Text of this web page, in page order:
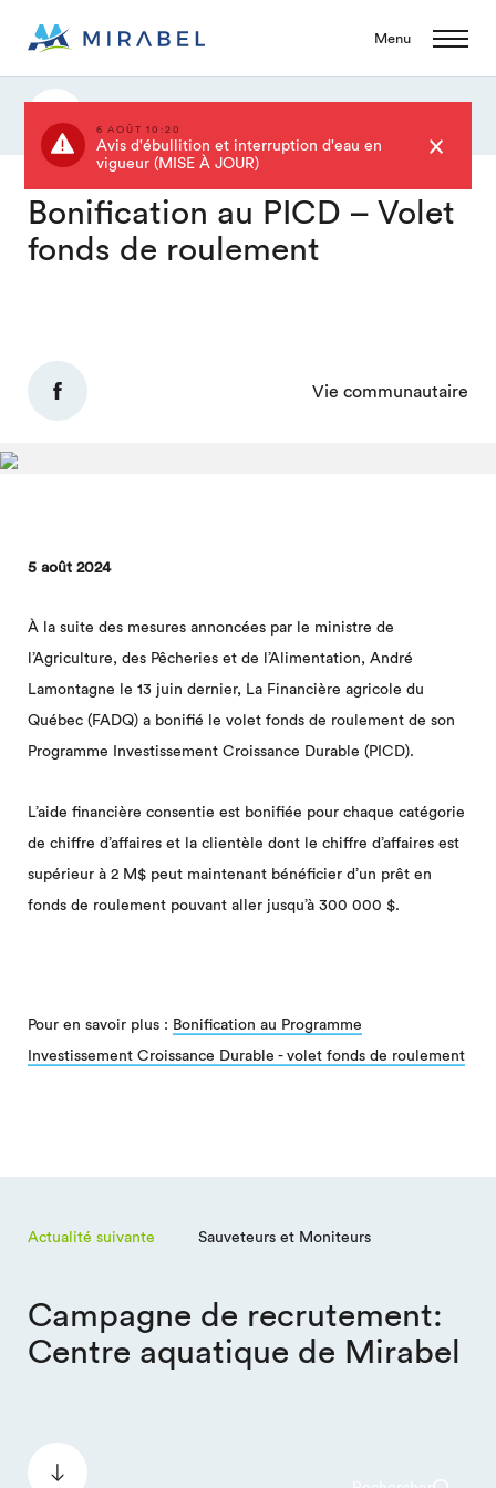
Menu
6 AOÛT 10:20
Avis d'ébullition et interruption d'eau en
vigueur (MISE À JOUR)
Bonification au PICD – Volet
fonds de roulement
Vie communautaire
5 août 2024
À la suite des mesures annoncées par le ministre de
l’Agriculture, des Pêcheries et de l’Alimentation, André
Lamontagne le 13 juin dernier, La Financière agricole du
Québec (FADQ) a bonifié le volet fonds de roulement de son
Programme Investissement Croissance Durable (PICD).
L’aide financière consentie est bonifiée pour chaque catégorie
de chiffre d’affaires et la clientèle dont le chiffre d’affaires est
supérieur à 2 M$ peut maintenant bénéficier d’un prêt en
fonds de roulement pouvant aller jusqu’à 300 000 $.
Pour en savoir plus : Bonification au Programme
Investissement Croissance Durable - volet fonds de roulement
Actualité suivante Sauveteurs et Moniteurs
Campagne de recrutement:
Centre aquatique de Mirabel